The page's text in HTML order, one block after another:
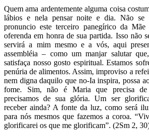
Quem ama ardentemente alguma coisa
lábios e nela pensar noite e dia. Não se
pronuncio este terceiro panegírico da
oferenda em honra de sua partida. Isso não
servirá a mim mesmo e a vós, aqui
assembléia – como um manjar salutar
satisfaça nosso gosto espiritual. Estamos
penúria de alimentos. Assim, improviso a
nem digna daquilo que no-Ia inspira, possa
fome. Sim, não é Maria que precisa
precisamos de sua glória. Um ser
receber ainda? A fonte da luz, como será
para nós mesmos que fazemos a coroa.
glorificarei os que me glorificam”. (2Sm 2,